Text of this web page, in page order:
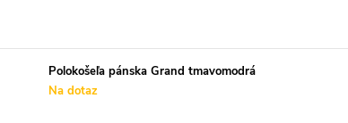
Polokošeľa pánska Grand tmavomodrá
Na dotaz